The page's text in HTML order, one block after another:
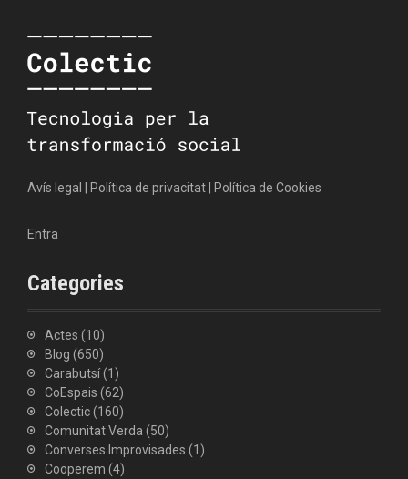
Avís legal Política de privacitat Política de Cookies
Entra
Categories
Actes (10)
Blog (650)
Carabutsí(1)
CoEspais (62)
Colectic(160)
Comunitat Verda (50)
Converses Improvisades (1)
Cooperem (4)